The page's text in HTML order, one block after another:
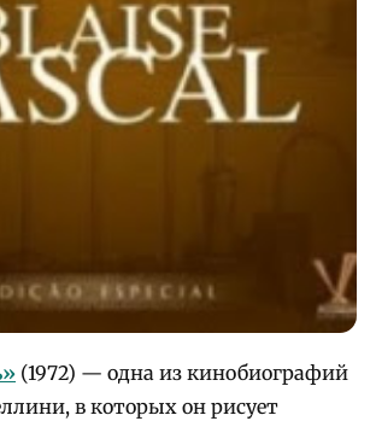
(1972) — одна из кинобиографий
в которых он рисует